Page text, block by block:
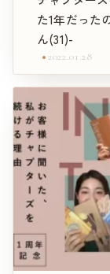
た1年だった
ん(31)-
2022.01.28